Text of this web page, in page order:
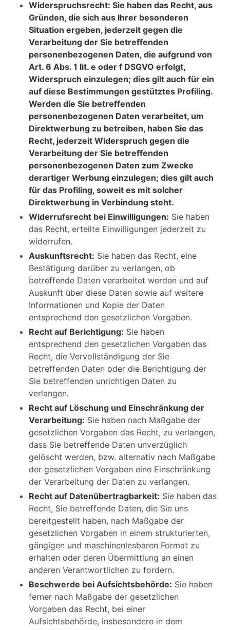
Widerspruchsrecht: Sie haben das Recht, aus
Gründen, die sich aus Ihrer besonderen
Situation ergeben, jederzeit gegen die
Verarbeitung der Sie betreffenden
personenbezogenen Daten, die aufgrund von
Art. 6 Abs. 1 lit. e oder f DSGVO erfolgt,
Widerspruch einzulegen; dies gilt auch für ein
auf diese Bestimmungen gestütztes Profiling.
Werden die Sie betreffenden
personenbezogenen Daten verarbeitet, um
Direktwerbung zu betreiben, haben Sie das
Recht, jederzeit Widerspruch gegen die
Verarbeitung der Sie betreffenden
personenbezogenen Daten zum Zwecke
derartiger Werbung einzulegen; dies gilt auch
für das Profiling, soweit es mit solcher
Direktwerbung in Verbindung steht.
Widerrufsrecht bei Einwilligungen: Sie haben
das Recht, erteilte Einwilligungen jederzeit zu
widerrufen.
Auskunftsrecht: Sie haben das Recht, eine
Bestätigung darüber zu verlangen, ob
betreffende Daten verarbeitet werden und auf
Auskunft über diese Daten sowie auf weitere
Informationen und Kopie der Daten
entsprechend den gesetzlichen Vorgaben.
Recht auf Berichtigung: Sie haben
entsprechend den gesetzlichen Vorgaben das
Recht, die Vervollständigung der Sie
betreffenden Daten oder die Berichtigung der
Sie betreffenden unrichtigen Daten zu
verlangen.
Recht auf Löschung und Einschränkung der
Verarbeitung: Sie haben nach Maßgabe der
gesetzlichen Vorgaben das Recht, zu verlangen,
dass Sie betreffende Daten unverzüglich
gelöscht werden, bzw. alternativ nach Maßgabe
der gesetzlichen Vorgaben eine Einschränkung
der Verarbeitung der Daten zu verlangen.
Recht auf Datenübertragbarkeit: Sie haben das
Recht, Sie betreffende Daten, die Sie uns
bereitgestellt haben, nach Maßgabe der
gesetzlichen Vorgaben in einem strukturierten,
gängigen und maschinenlesbaren Format zu
erhalten oder deren Übermittlung an einen
anderen Verantwortlichen zu fordern.
Beschwerde bei Aufsichtsbehörde: Sie haben
ferner nach Maßgabe der gesetzlichen
Vorgaben das Recht, bei einer
Aufsichtsbehörde, insbesondere in dem